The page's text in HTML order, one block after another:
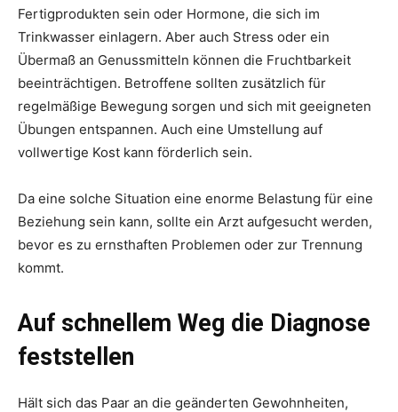
Fertigprodukten sein oder Hormone, die sich im
Trinkwasser einlagern. Aber auch Stress oder ein
Übermaß an Genussmitteln können die Fruchtbarkeit
beeinträchtigen. Betroffene sollten zusätzlich für
regelmäßige Bewegung sorgen und sich mit geeigneten
Übungen entspannen. Auch eine Umstellung auf
vollwertige Kost kann förderlich sein.
Da eine solche Situation eine enorme Belastung für eine
Beziehung sein kann, sollte ein Arzt aufgesucht werden,
bevor es zu ernsthaften Problemen oder zur Trennung
kommt.
Auf schnellem Weg die Diagnose
feststellen
Hält sich das Paar an die geänderten Gewohnheiten,